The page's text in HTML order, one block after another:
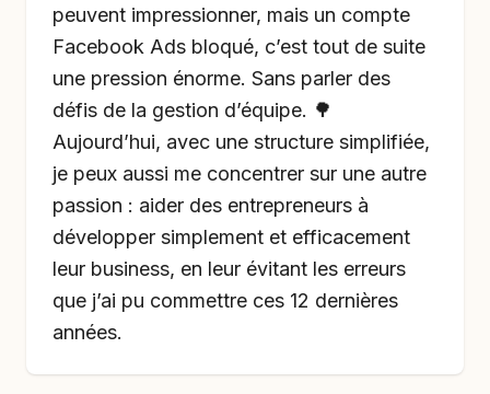
peuvent impressionner, mais un compte
Facebook Ads bloqué, c’est tout de suite
une pression énorme. Sans parler des
défis de la gestion d’équipe. 🌳
Aujourd’hui, avec une structure simplifiée,
je peux aussi me concentrer sur une autre
passion : aider des entrepreneurs à
développer simplement et efficacement
leur business, en leur évitant les erreurs
que j’ai pu commettre ces 12 dernières
années.